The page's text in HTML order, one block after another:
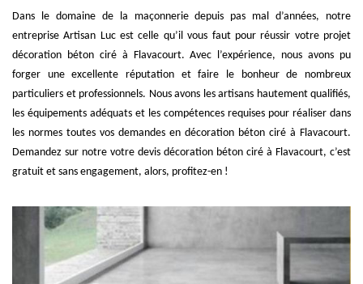
Dans le domaine de la maçonnerie depuis pas mal d’années, notre
entreprise Artisan Luc est celle qu’il vous faut pour réussir votre projet
décoration béton ciré à Flavacourt. Avec l’expérience, nous avons pu
forger une excellente réputation et faire le bonheur de nombreux
particuliers et professionnels. Nous avons les artisans hautement qualifiés,
les équipements adéquats et les compétences requises pour réaliser dans
les normes toutes vos demandes en décoration béton ciré à Flavacourt.
Demandez sur notre votre devis décoration béton ciré à Flavacourt, c’est
gratuit et sans engagement, alors, profitez-en !